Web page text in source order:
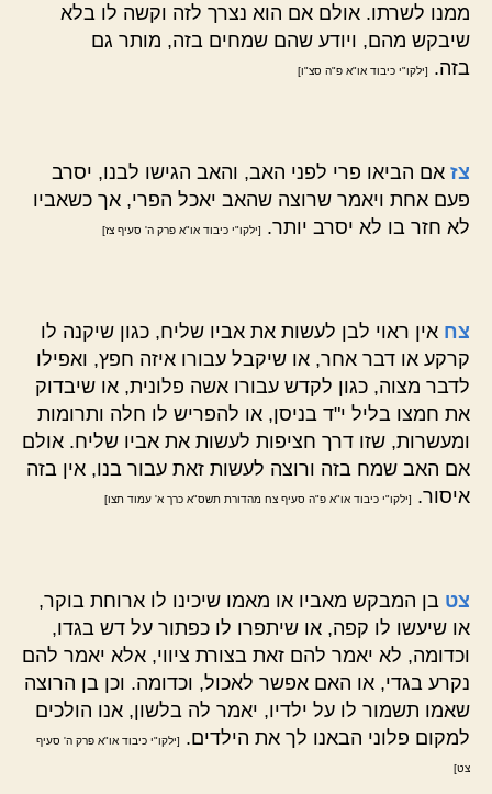
ממנו לשרתו. אולם אם הוא נצרך לזה וקשה לו בלא
שיבקש מהם, ויודע שהם שמחים בזה, מותר גם
בזה.
[ילקו"י כיבוד או"א פ"ה סצ"ו]
צז אם הביאו פרי לפני האב, והאב הגישו לבנו, יסרב
פעם אחת ויאמר שרוצה שהאב יאכל הפרי, אך כשאביו
לא חזר בו לא יסרב יותר.
[ילקו"י כיבוד או"א פרק ה' סעיף צז]
צח אין ראוי לבן לעשות את אביו שליח, כגון שיקנה לו
קרקע או דבר אחר, או שיקבל עבורו איזה חפץ, ואפילו
לדבר מצוה, כגון לקדש עבורו אשה פלונית, או שיבדוק
את חמצו בליל י"ד בניסן, או להפריש לו חלה ותרומות
ומעשרות, שזו דרך חציפות לעשות את אביו שליח. אולם
אם האב שמח בזה ורוצה לעשות זאת עבור בנו, אין בזה
איסור.
[ילקו"י כיבוד או"א פ"ה סעיף צח מהדורת תשס"א כרך א' עמוד תצו]
צט בן המבקש מאביו או מאמו שיכינו לו ארוחת בוקר,
או שיעשו לו קפה, או שיתפרו לו כפתור על דש בגדו,
וכדומה, לא יאמר להם זאת בצורת ציווי, אלא יאמר להם
נקרע בגדי, או האם אפשר לאכול, וכדומה. וכן בן הרוצה
שאמו תשמור לו על ילדיו, יאמר לה בלשון, אנו הולכים
למקום פלוני הבאנו לך את הילדים.
[ילקו"י כיבוד או"א פרק ה' סעיף
צט]